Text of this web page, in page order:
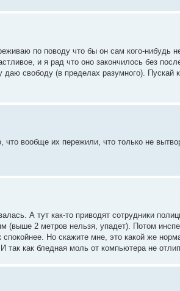
по поводу что бы он сам кого-нибудь
и я рад что оно закончилось без
свободу (в пределах разумного). Пускай
вообще их пережили, что только не
А тут как-то приводят сотрудники
(выше 2 метров нельзя, упадет). Потом
Но скажите мне, это какой же
как бледная моль от компьютера не